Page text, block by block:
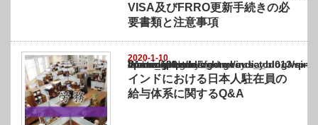
VISA及びFRRO更新手続きの必
要書類と注意事項
2020-1-10
Warning
: Undefined array key "show_category" in
/home/netst/kuno-cpa.co.jp/public_html/india_blog/wp-content/themes/
on line183
インドにおける日本人駐在員の
給与体系に関するQ&A